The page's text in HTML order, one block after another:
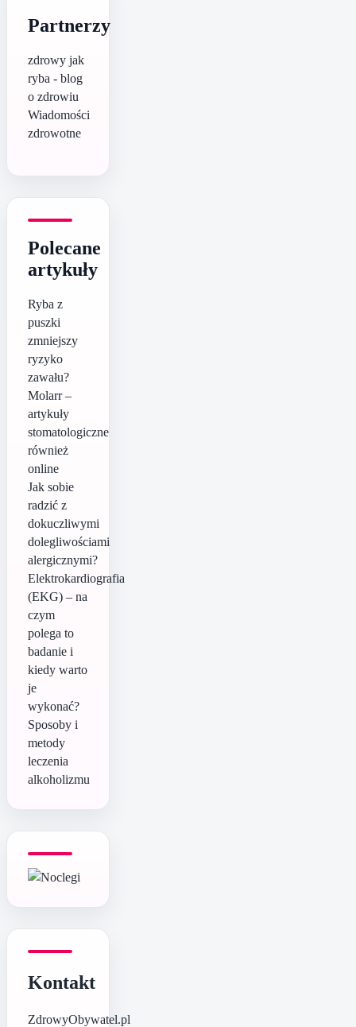
Partnerzy
zdrowy jak
ryba - blog
o zdrowiu
Wiadomości
zdrowotne
Polecane
artykuły
Ryba z
puszki
zmniejszy
ryzyko
zawału?
Molarr –
artykuły
stomatologiczne
również
online
Jak sobie
radzić z
dokuczliwymi
dolegliwościami
alergicznymi?
Elektrokardiografia
(EKG) – na
czym
polega to
badanie i
kiedy warto
je
wykonać?
Sposoby i
metody
leczenia
alkoholizmu
Kontakt
ZdrowyObywatel.pl